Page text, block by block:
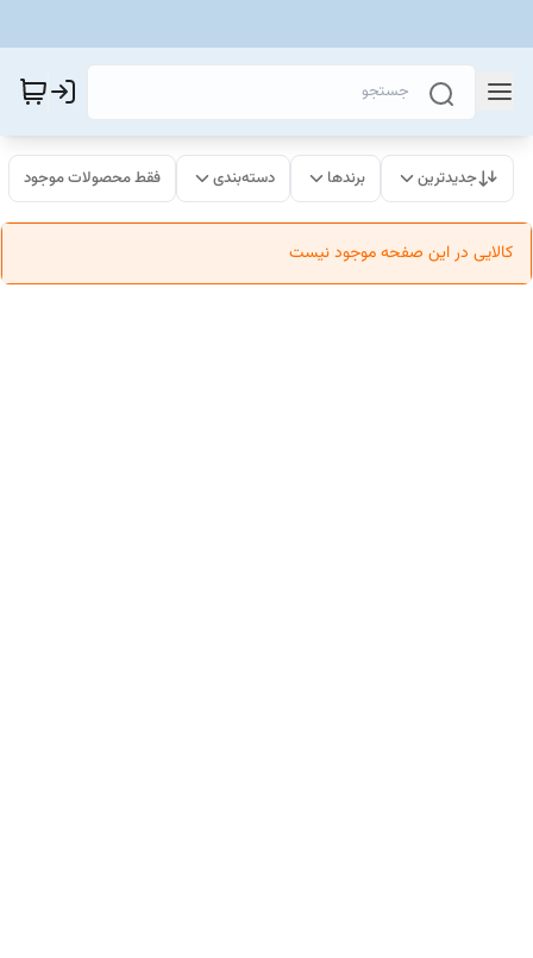
جدیدترین برندها دسته‌بندی فقط محصولات موجود
کالایی در این صفحه موجود نیست